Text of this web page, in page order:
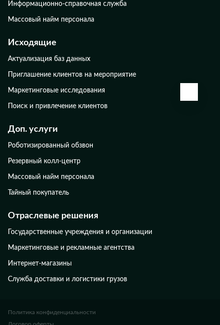
Информационно-справочная служба
Массовый найм персонала
Исходящие
Актуализация баз данных
Приглашение клиентов на мероприятие
Маркетинговые исследования
Поиск и привлечение клиентов
Доп. услуги
Роботизированный обзвон
Резервный колл-центр
Массовый найм персонала
Тайный покупатель
Отраслевые решения
Государственные учреждения и организации
Маркетинговые и рекламные агентства
Интернет-магазины
Служба доставки и логистики грузов
Политика конфиденциальности